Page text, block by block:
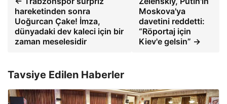
hareketinden sonra
Uoğurcan Çake! İmza,
dünyadaki dev kaleci için bir
zaman meselesidir
Moskova'ya
davetini reddetti:
“Röportaj için
Kiev'e gelsin” →
Tavsiye Edilen Haberler